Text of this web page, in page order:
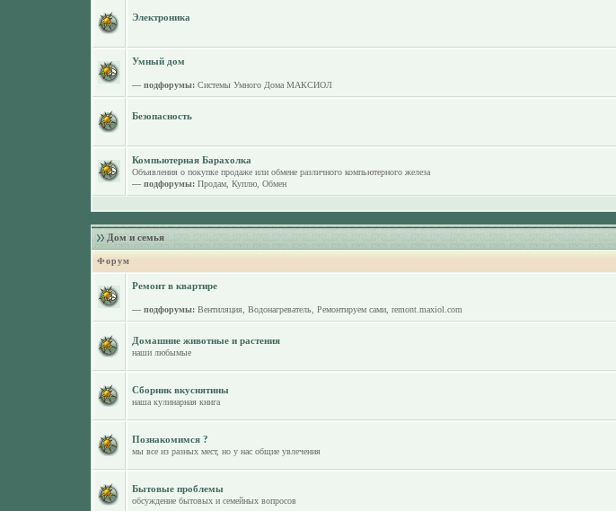
Электроника
Умный дом
— подфорумы: Системы Умного Дома МАКСИОЛ
Безопасность
Компьютерная Барахолка
Объявления о покупке продаже или обмене различного компьютерного железа
— подфорумы: Продам, Куплю, Обмен
Дом и семья
Форум
Ремонт в квартире
— подфорумы: Вентиляция, Водонагреватель, Ремонтируем сами, remont.maxiol.com
Домашние животные и растения
наши любымые
Сборник вкуснятины
наша кулинарная книга
Познакомимся ?
мы все из разных мест, но у нас общие увлечения
Бытовые проблемы
обсуждение бытовых и семейных вопросов